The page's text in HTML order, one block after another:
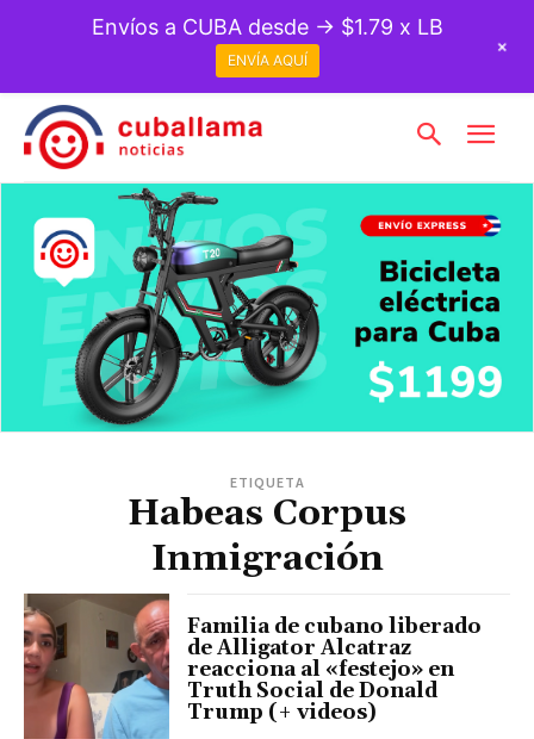
ETIQUETA
Habeas Corpus
Inmigración
Familia de cubano liberado
de Alligator Alcatraz
reacciona al «festejo» en
Truth Social de Donald
Trump (+ videos)
Envíos a CUBA desde → $1.79 x LB
ENVÍA AQUÍ
+